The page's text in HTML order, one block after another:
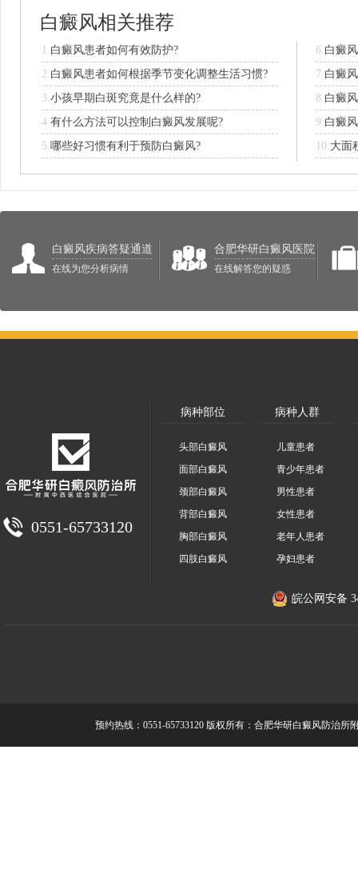
白癜风相关推荐
1. 白癜风患者如何有效防护?
2. 白癜风患者如何根据季节变化调整生活习惯?
3.小孩早期白斑究竟是什么样的?
4.有什么方法可以控制白癜风发展呢?
5.哪些好习惯有利于预防白癜风?
6. 白癜
7. 白癜
8. 白癜
9. 白癜
10. 大面
白癜风疾病答疑通道
在线为您分析病情
合肥华研白癜风医院
在线解答您的疑惑
0551-65733120
病种部位 病种人群
头部白癜风
面部白癜风
颈部白癜风
背部白癜风
胸部白癜风
四肢白癜风
儿童患者
青少年患者
男性患者
女性患者
老年人患者
孕妇患者
皖公网安备
预约热线：0551-65733120 版权所有：合肥华研白癜风防治所